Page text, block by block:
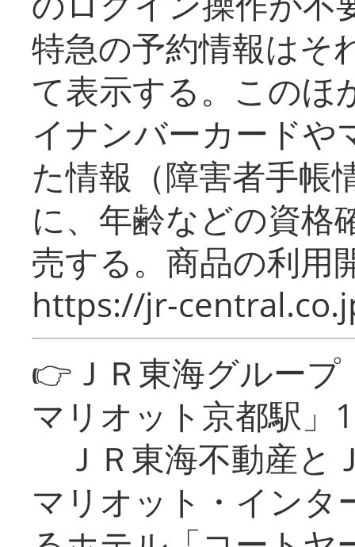
特急の予約情報はそ
て表示する。このほ
イナンバーカードや
た情報（障害者手帳
に、年齢などの資格
売する。商品の利用
https://jr-
👉ＪＲ東海グルー
マリオット京都駅」
ＪＲ東海不動産と
マリオット・インタ